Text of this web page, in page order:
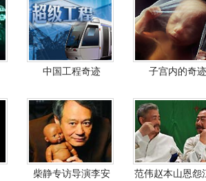
中国工程奇迹 子宫内的奇迹
柴静专访导演李安 范伟赵本山恩怨